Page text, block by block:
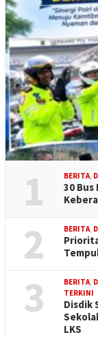
1 BERITA,
30
2 BERITA,
3 BERITA,
TERKINI
Disdik
LKS